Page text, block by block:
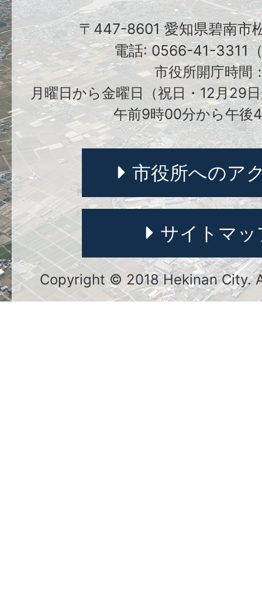
〒447-8601 愛知県碧南市
電話: 0566-41-3311
市役所開庁時間
月曜日から金曜日（祝日・12月29
午前9時00分から午後
市役所へのア
サイトマッ
Copyright © 2018 Hekinan City.